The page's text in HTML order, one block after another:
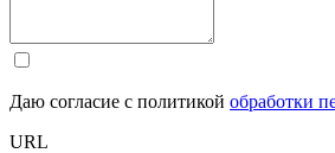
Даю согласие с политикой обработки
URL